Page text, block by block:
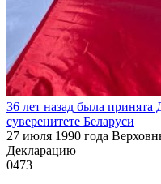
36 лет назад была принята
суверенитете Беларуси
27 июля 1990 года
Декларацию
0473